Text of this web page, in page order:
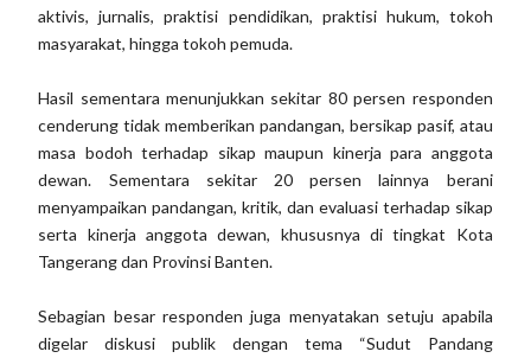
aktivis, jurnalis, praktisi pendidikan, praktisi hukum, tokoh
masyarakat, hingga tokoh pemuda.
Hasil sementara menunjukkan sekitar 80 persen responden
cenderung tidak memberikan pandangan, bersikap pasif, atau
masa bodoh terhadap sikap maupun kinerja para anggota
dewan. Sementara sekitar 20 persen lainnya berani
menyampaikan pandangan, kritik, dan evaluasi terhadap sikap
serta kinerja anggota dewan, khususnya di tingkat Kota
Tangerang dan Provinsi Banten.
Sebagian besar responden juga menyatakan setuju apabila
digelar diskusi publik dengan tema “Sudut Pandang